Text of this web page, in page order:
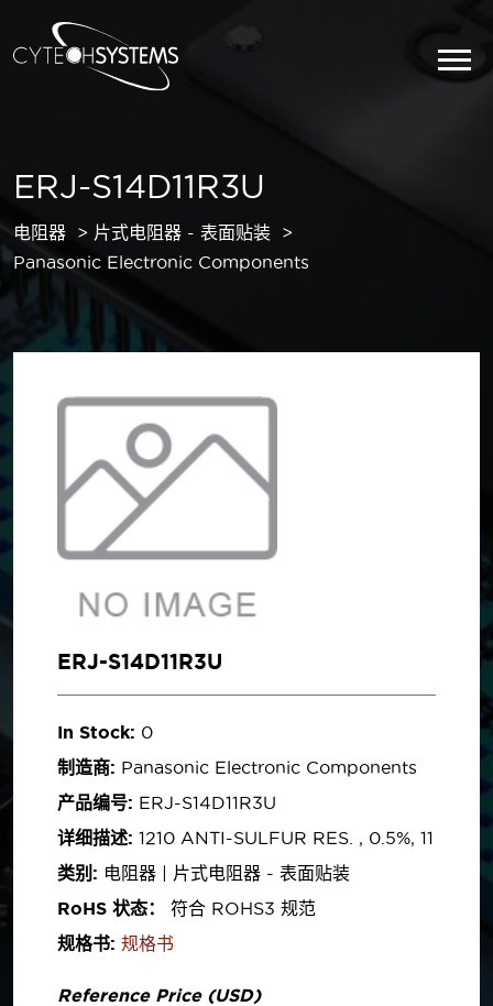
ERJ-S14D11R3U
电阻器
片式电阻器 - 表面贴装
Panasonic Electronic Components
ERJ-S14D11R3U
In Stock: 0
制造商: Panasonic Electronic Components
产品编号: ERJ-S14D11R3U
详细描述: 1210 ANTI-SULFUR RES. , 0.5%, 11
类别: 电阻器 | 片式电阻器 - 表面贴装
RoHS 状态：
符合 ROHS3 规范
规格书: 规格书
Reference Price (USD)